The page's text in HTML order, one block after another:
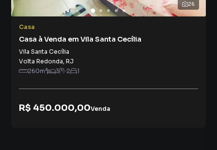
26
Casa
Casa à Venda em Vila Santa Cecília
Vila Santa Cecília
Volta Redonda, RJ
260m² 3 2 1
R$ 450.000,00Venda